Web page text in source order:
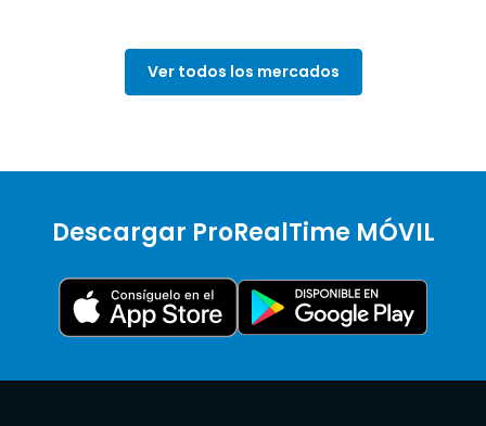
Ver todos los mercados
Descargar ProRealTime MÓVIL